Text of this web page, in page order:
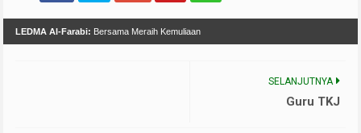
LEDMA Al-Farabi: Bersama Meraih Kemuliaan
SELANJUTNYA
Guru TKJ